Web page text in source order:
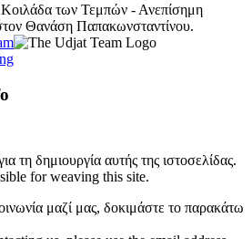
των Τεμπών - Ανεπίσημη
Θανάση Παπακωνσταντίνου.
τη δημιουργία αυτής της ιστοσελίδας.
for weaving this site.
μαζί μας, δοκιμάστε το παρακάτω